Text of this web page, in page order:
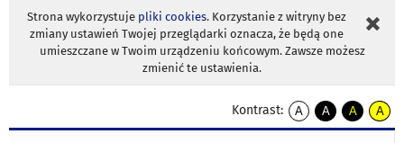
Strona wykorzystuje pliki cookies. Korzystanie z witryny bez
zmiany ustawień Twojej przeglądarki oznacza, że będą one
umieszczane w Twoim urządzeniu końcowym. Zawsze możesz
zmienić te ustawienia.
Kontrast:
A
kontrast
A
kontrast
A
kontrast
A